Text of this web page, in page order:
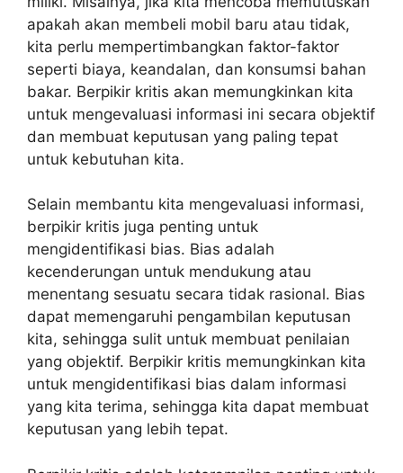
apakah akan membeli mobil baru atau tidak,
kita perlu mempertimbangkan faktor-faktor
seperti biaya, keandalan, dan konsumsi bahan
bakar. Berpikir kritis akan memungkinkan kita
untuk mengevaluasi informasi ini secara objektif
dan membuat keputusan yang paling tepat
untuk kebutuhan kita.
Selain membantu kita mengevaluasi informasi,
berpikir kritis juga penting untuk
mengidentifikasi bias. Bias adalah
kecenderungan untuk mendukung atau
menentang sesuatu secara tidak rasional. Bias
dapat memengaruhi pengambilan keputusan
kita, sehingga sulit untuk membuat penilaian
yang objektif. Berpikir kritis memungkinkan kita
untuk mengidentifikasi bias dalam informasi
yang kita terima, sehingga kita dapat membuat
keputusan yang lebih tepat.